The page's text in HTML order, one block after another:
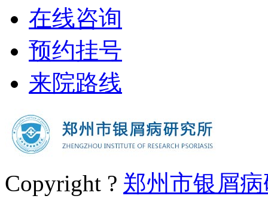
在线咨询
预约挂号
来院路线
Copyright ? 郑州市银屑